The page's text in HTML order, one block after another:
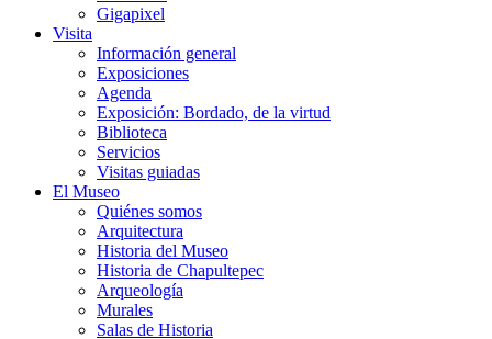
Gigapixel
Visita
Información general
Exposiciones
Agenda
Exposición: Bordado, de la virtud
Biblioteca
Servicios
Visitas guiadas
El Museo
Quiénes somos
Arquitectura
Historia del Museo
Historia de Chapultepec
Arqueología
Murales
Salas de Historia